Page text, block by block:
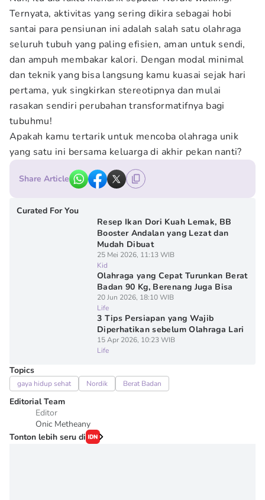
Ternyata, aktivitas yang sering dikira sebagai hobi
santai para pensiunan ini adalah salah satu olahraga
seluruh tubuh yang paling efisien, aman untuk sendi,
dan ampuh membakar kalori. Dengan modal minimal
dan teknik yang bisa langsung kamu kuasai sejak hari
pertama, yuk singkirkan stereotipnya dan mulai
rasakan sendiri perubahan transformatifnya bagi
tubuhmu!
Apakah kamu tertarik untuk mencoba olahraga unik
yang satu ini bersama keluarga di akhir pekan nanti?
Share Article
Curated For You
Resep Ikan Dori Kuah Lemak, BB
Booster Andalan yang Lezat dan
Mudah Dibuat
25 Mei 2026, 11:13 WIB
Kid
Olahraga yang Cepat Turunkan Berat
Badan 90 Kg, Berenang Juga Bisa
20 Jun 2026, 18:10 WIB
Life
3 Tips Persiapan yang Wajib
Diperhatikan sebelum Olahraga Lari
15 Apr 2026, 10:23 WIB
Life
Topics
gaya hidup sehat Nordik Berat Badan
Editorial Team
Editor
Onic Metheany
Tonton lebih seru di